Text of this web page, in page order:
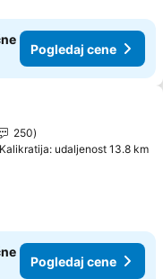
Pogledaj cene
favorite
250
udaljenost 13.8 km
Pogledaj cene